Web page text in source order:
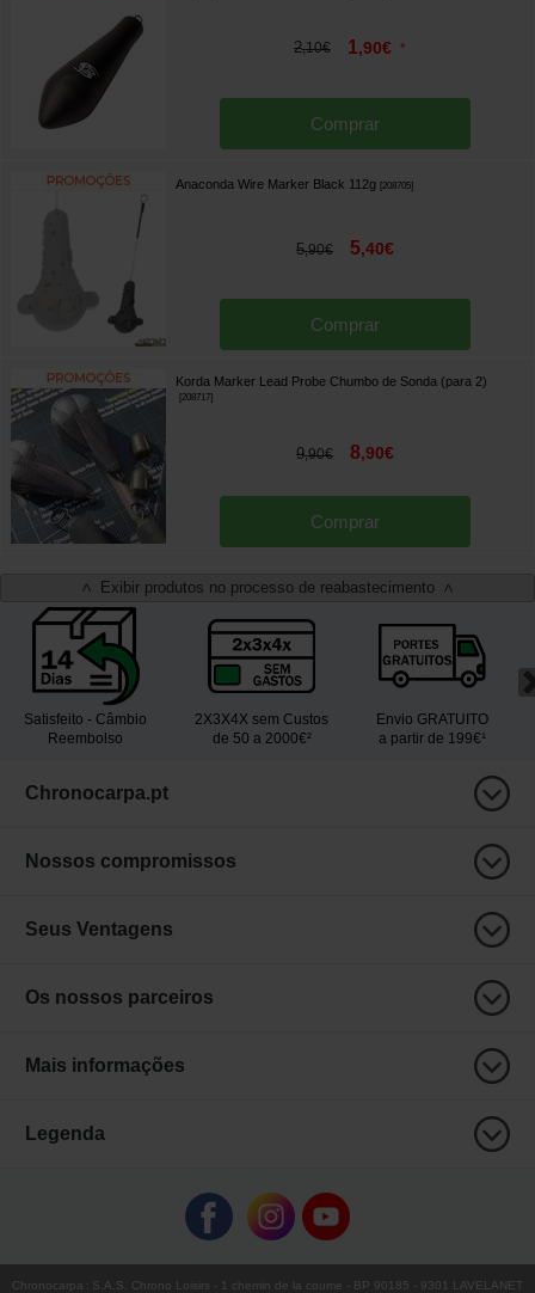
2,10€ 1,90€ *
Comprar
Anaconda Wire Marker Black 112g [208705]
5,90€ 5,40€
Comprar
Korda Marker Lead Probe Chumbo de Sonda (para 2)
[208717]
9,90€ 8,90€
Comprar
< Exibir produtos no processo de reabastecimento >
Satisfeito - Câmbio
Reembolso
2X3X4X sem Custos
de 50 a 2000€²
Envio GRATUITO
a partir de 199€¹
Chronocarpa.pt
Nossos compromissos
Seus Ventagens
Os nossos parceiros
Mais informações
Legenda
Chronocarpa : S.A.S. Chrono Loisirs - 1 chemin de la coume - BP 90185 - 9301 LAVELANET